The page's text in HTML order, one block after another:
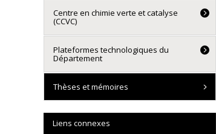
Centre en chimie verte et catalyse
(CCVC)
Plateformes technologiques du
Département
Thèses et mémoires
Liens connexes